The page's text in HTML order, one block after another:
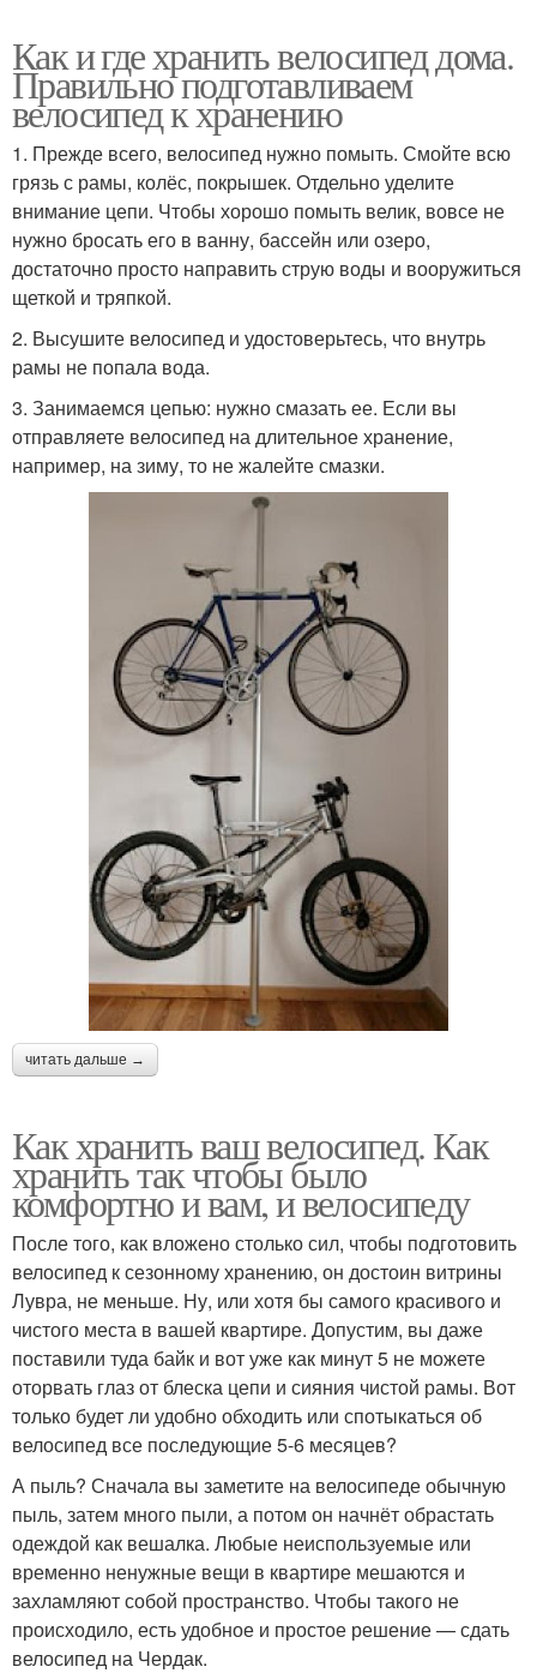
Как и где хранить велосипед дома.
Правильно подготавливаем
велосипед к хранению
1. Прежде всего, велосипед нужно помыть. Смойте всю
грязь с рамы, колёс, покрышек. Отдельно уделите
внимание цепи. Чтобы хорошо помыть велик, вовсе не
нужно бросать его в ванну, бассейн или озеро,
достаточно просто направить струю воды и вооружиться
щеткой и тряпкой.
2. Высушите велосипед и удостоверьтесь, что внутрь
рамы не попала вода.
3. Занимаемся цепью: нужно смазать ее. Если вы
отправляете велосипед на длительное хранение,
например, на зиму, то не жалейте смазки.
читать дальше →
Как хранить ваш велосипед. Как
хранить так чтобы было
комфортно и вам, и велосипеду
После того, как вложено столько сил, чтобы подготовить
велосипед к сезонному хранению, он достоин витрины
Лувра, не меньше. Ну, или хотя бы самого красивого и
чистого места в вашей квартире. Допустим, вы даже
поставили туда байк и вот уже как минут 5 не можете
оторвать глаз от блеска цепи и сияния чистой рамы. Вот
только будет ли удобно обходить или спотыкаться об
велосипед все последующие 5-6 месяцев?
А пыль? Сначала вы заметите на велосипеде обычную
пыль, затем много пыли, а потом он начнёт обрастать
одеждой как вешалка. Любые неиспользуемые или
временно ненужные вещи в квартире мешаются и
захламляют собой пространство. Чтобы такого не
происходило, есть удобное и простое решение — сдать
велосипед на Чердак.